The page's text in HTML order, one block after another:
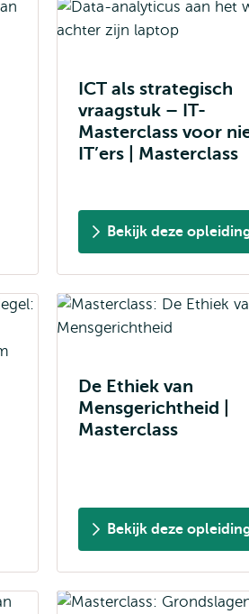
ICT als strategisch
vraagstuk – IT-
Masterclass voor
IT’ers | Masterclass
Bekijk deze
De Ethiek van
Mensgerichtheid |
Masterclass
Bekijk deze